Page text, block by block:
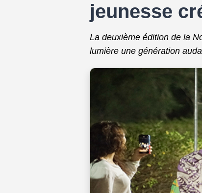
jeunesse
La deuxième édition de la
lumière une génération